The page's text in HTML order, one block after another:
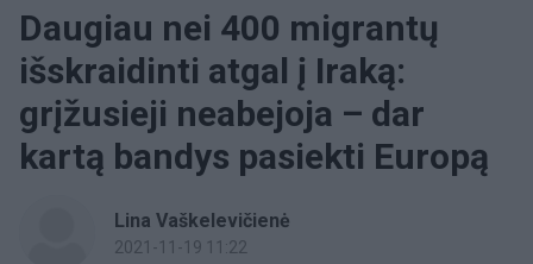
Daugiau nei 400 migrantų
išskraidinti atgal į Iraką:
grįžusieji neabejoja – dar
kartą bandys pasiekti Europą
Lina Vaškelevičienė
2021-11-19 11:22